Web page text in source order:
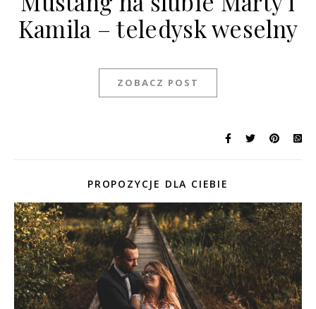
Kamila – teledysk weselny
ZOBACZ POST
PROPOZYCJE DLA CIEBIE